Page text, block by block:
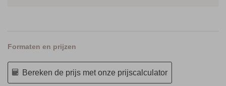
Formaten en prijzen
Bereken de prijs met onze prijscalculator